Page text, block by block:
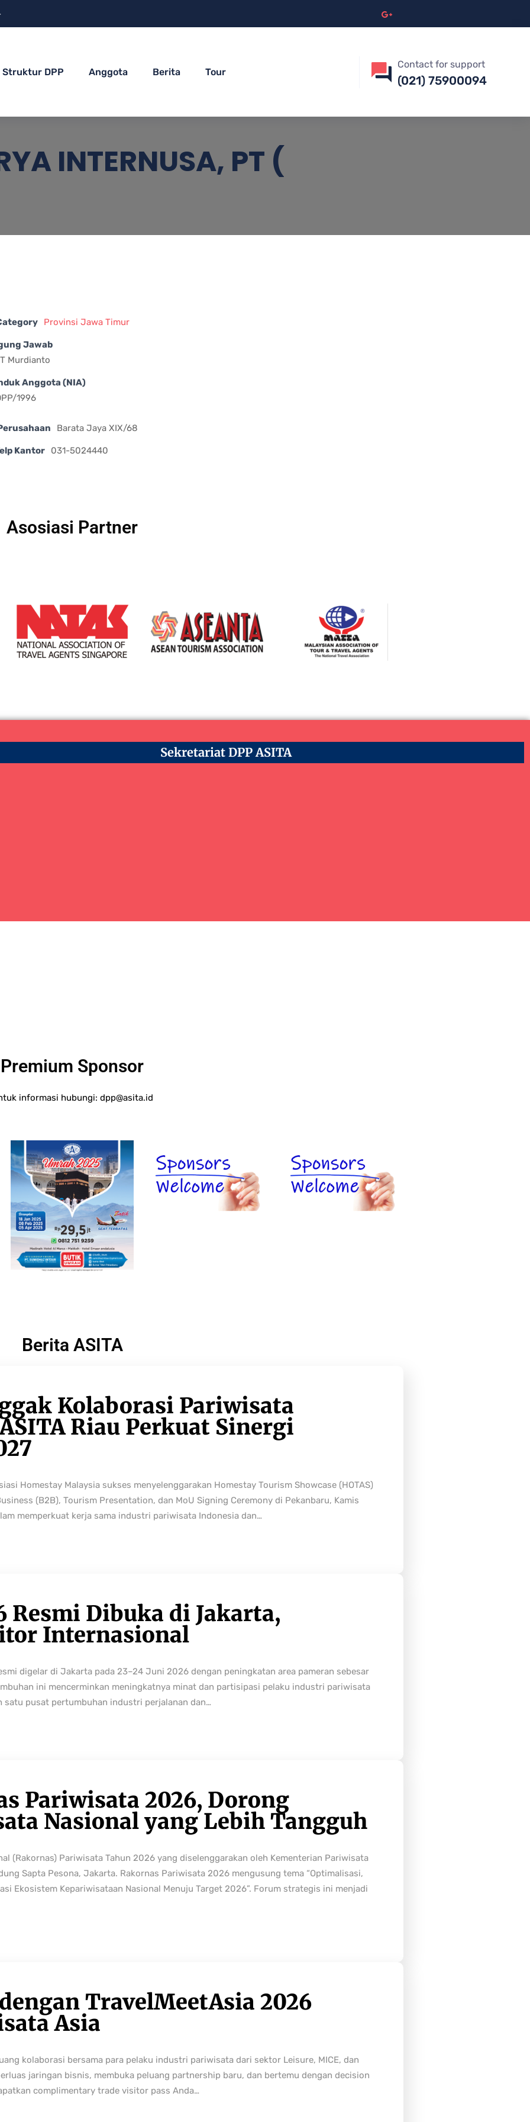
Struktur DPP Anggota Berita Tour
Contact for support
(021) 75900094
INTERNUSA, PT (
Provinsi Jawa Timur
Jawab
Murdianto
Anggota (NIA)
1996
Barata Jaya XIX/68
Kantor 031-5024440
Asosiasi Partner
Sekretariat DPP ASITA
Premium Sponsor
informasi hubungi: dpp@asita.id
Berita ASITA
Kolaborasi Pariwisata
Riau Perkuat Sinergi
Homestay Malaysia sukses menyelenggarakan Homestay Tourism Showcase (HOTAS)
(B2B), Tourism Presentation, dan MoU Signing Ceremony di Pekanbaru, Kamis
memperkuat kerja sama industri pariwisata Indonesia dan…
Resmi Dibuka di Jakarta,
Internasional
digelar di Jakarta pada 23–24 Juni 2026 dengan peningkatan area pameran sebesar
ini mencerminkan meningkatnya minat dan partisipasi pelaku industri pariwisata
satu pusat pertumbuhan industri perjalanan dan…
Pariwisata 2026, Dorong
Nasional yang Lebih Tangguh
(Rakornas) Pariwisata Tahun 2026 yang diselenggarakan oleh Kementerian Pariwisata
Sapta Pesona, Jakarta. Rakornas Pariwisata 2026 mengusung tema “Optimalisasi,
Ekosistem Kepariwisataan Nasional Menuju Target 2026”. Forum strategis ini menjadi
TravelMeetAsia 2026
Asia
kolaborasi bersama para pelaku industri pariwisata dari sektor Leisure, MICE, dan
jaringan bisnis, membuka peluang partnership baru, dan bertemu dengan decision
complimentary trade visitor pass Anda…